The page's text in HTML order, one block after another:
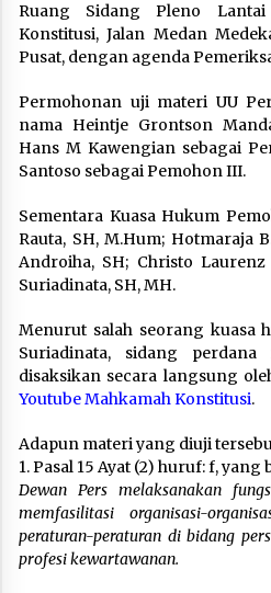
Ruang Sidang Pleno
Konstitusi, Jalan Medan
Pusat, dengan agenda
Permohonan uji materi UU
nama Heintje Grontson
Hans M Kawengian sebagai
Santoso sebagai Pemohon III.
Sementara Kuasa Hukum
Rauta, SH, M.Hum; Hotmaraja
Androiha, SH; Christo
Suriadinata, SH, MH.
Menurut salah seorang kuasa
Suriadinata, sidang
disaksikan secara langsung
Youtube Mahkamah Konstitusi.
Adapun materi yang diuji
1. Pasal 15 Ayat (2) huruf: f, yang
Dewan Pers melaksanakan
memfasilitasi organisasi-
peraturan-peraturan di bidang
profesi kewartawanan.